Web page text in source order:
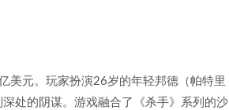
美元。玩家扮演26岁的年轻邦德（帕特里
处的阴谋。游戏融合了《杀手》系列的沙